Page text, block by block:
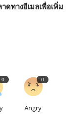
ดทางอีเมลเพื่อเพิ่ม
0 0
Angry